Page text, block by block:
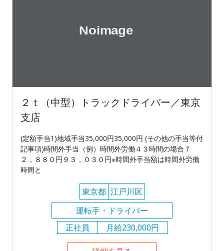
２ｔ（中型）トラックドライバー／東京
支店
(定額手当1)地域手当35,000円35,000円 (その他の手当等付
記事項)時間外手当（例）時間外労働４３時間の場合７
２，８８０円９３，０３０円※時間外手当額は時間外労働
時間と
東京都 江戸川区
運転手・ドライバー
正社員
月給230,000円